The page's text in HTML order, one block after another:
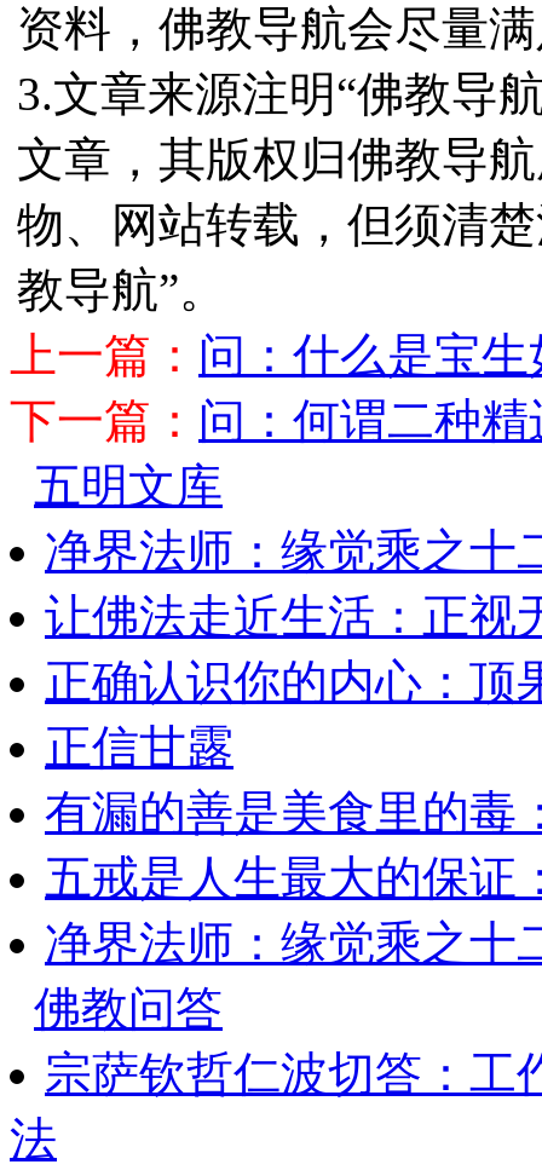
资料，佛教导航会尽量
3.文章来源注明“佛教导
文章，其版权归佛教导
物、网站转载，但须清
教导航”。
上一篇： 问：什么是宝
下一篇： 问：何谓二种
五明文库
净界法师：缘觉乘之
让佛法走近生活：正视
正确认识你的内心：顶
正信甘露
有漏的善是美食里的毒
五戒是人生最大的保证
净界法师：缘觉乘之
佛教问答
宗萨钦哲仁波切答：工
法